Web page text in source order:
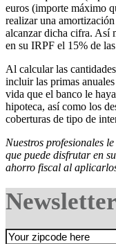
euros (importe máximo
realizar una
alcanzar dicha cifra. Así
en su IRPF el 15% de
Al calcular las
incluir las primas
vida que el banco le
hipoteca, así como los
coberturas de tipo de
Nuestros profesionales
que puede disfrutar en
ahorro fiscal al